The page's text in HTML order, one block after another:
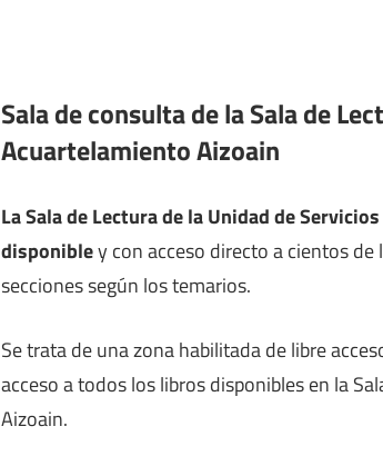
Sala de consulta de la Sala de
Acuartelamiento Aizoain
La Sala de Lectura de la Unidad de
disponibley con acceso directo a cientos
secciones según los temarios.
Se trata de una zona habilitada de libre
acceso a todos los libros disponibles en la
Aizoain.